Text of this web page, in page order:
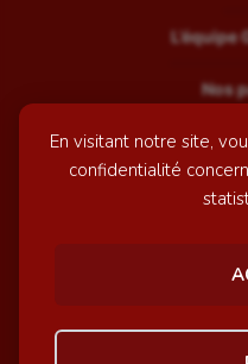
En visitant notre site,
confidentialité
L’équipe
Nos
© GazetteSports - 2026 |